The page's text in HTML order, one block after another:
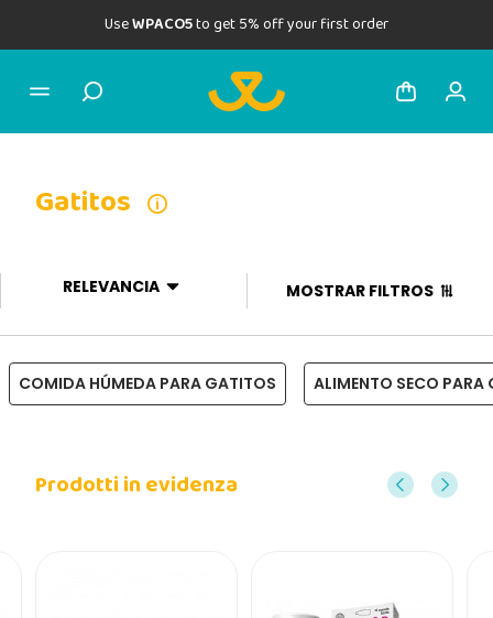
UseWPACO5to get 5% off your first order
Gatitos
RELEVANCIA
COMIDA HÚMEDA PARA GATITOS ALIMENTO SECO PARA
MOSTRAR FILTROS
Prodotti in evidenza